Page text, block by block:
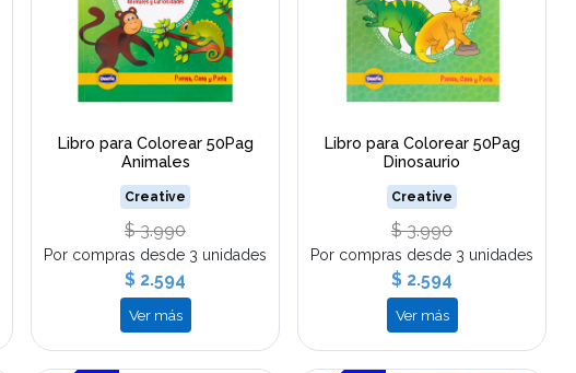
Libro para Colorear 50Pag
Animales
Creative
$ 3.990
Por compras desde 3 unidades
$ 2.594
Ver más
Libro para Colorear 50Pag
Dinosaurio
Creative
$ 3.990
Por compras desde 3 unidades
$ 2.594
Ver más